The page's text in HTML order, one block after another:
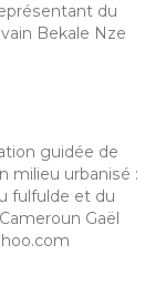
du
Bekale Nze
guidée de
milieu urbanisé :
fulfulde et du
Gaël